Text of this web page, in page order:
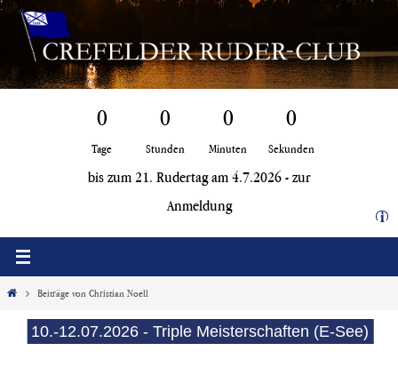
Zum
Inhalt
springen
0
Tage
0
Stunden
0
Minuten
0
Sekunden
bis zum 21. Rudertag am 4.7.2026 - zur
Anmeldung
i
Start Beiträge von Christian Noell
10.-12.07.2026 - Triple Meisterschaften (E-See)